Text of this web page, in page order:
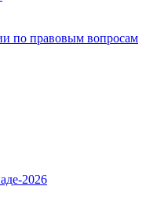
по правовым вопросам
2026